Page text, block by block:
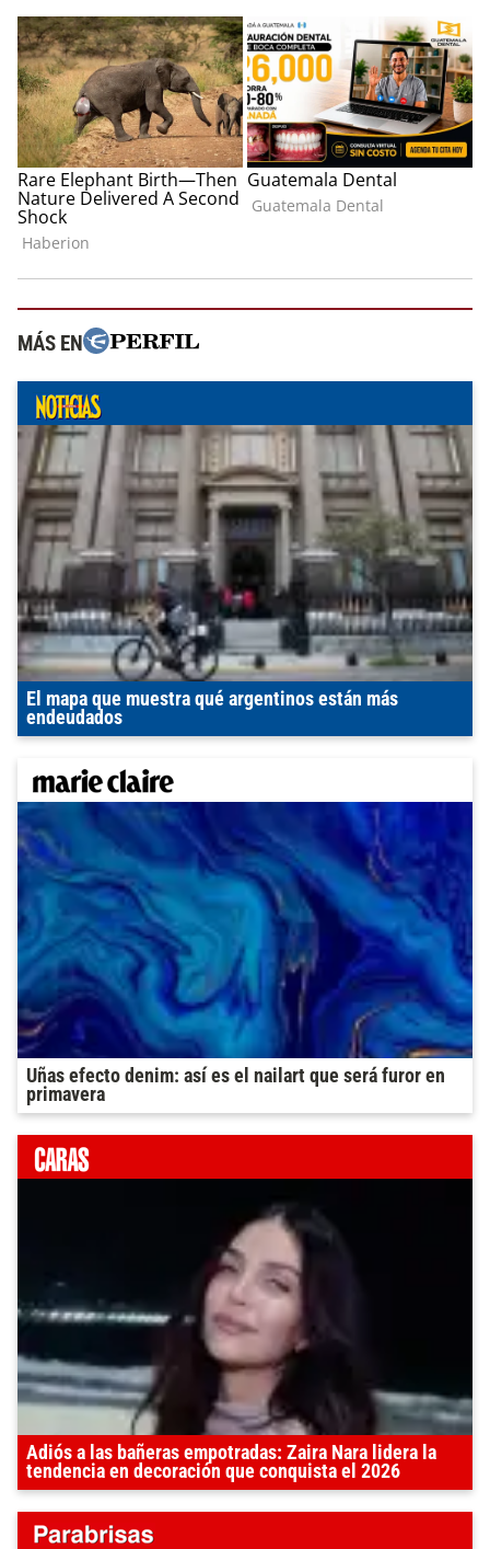
MÁS EN
El mapa que muestra qué argentinos están más
endeudados
Uñas efecto denim: así es el nailart que será furor en
primavera
Adiós a las bañeras empotradas: Zaira Nara lidera la
tendencia en decoración que conquista el 2026